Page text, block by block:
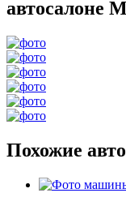
автосалоне
Похожие